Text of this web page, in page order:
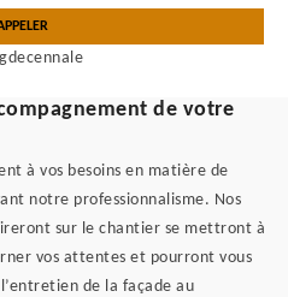
de votre
à vos besoins en matière de
notre professionnalisme. Nos
sur le chantier se mettront à
vos attentes et pourront vous
de la façade au